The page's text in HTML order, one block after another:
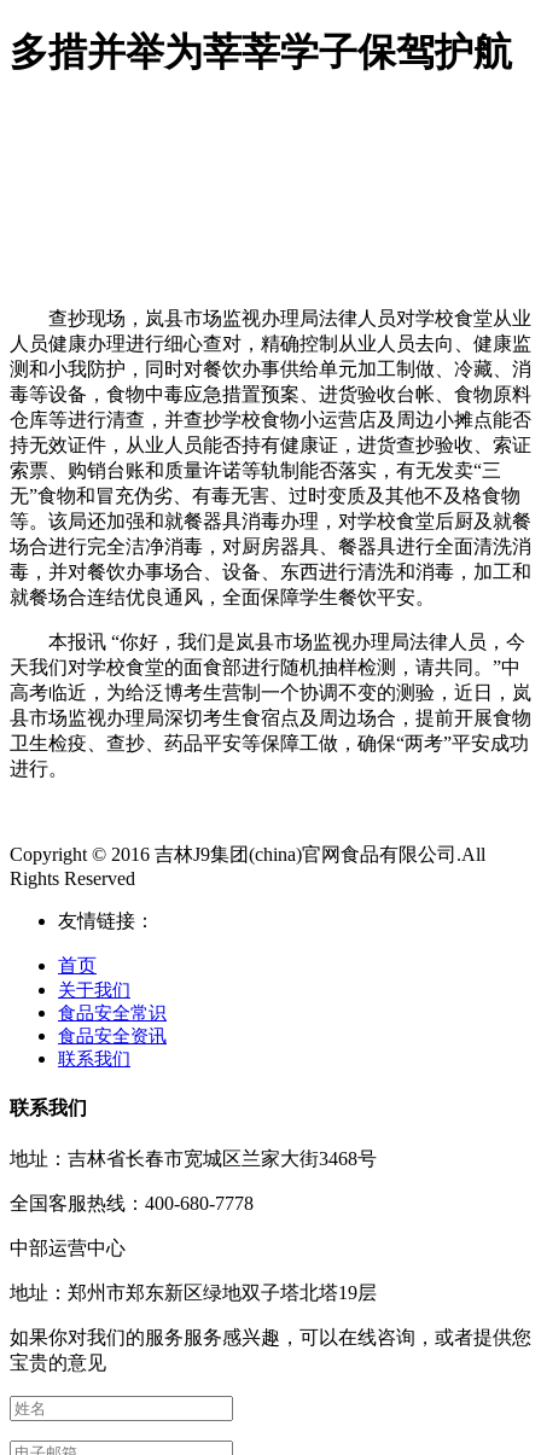
多措并举为莘莘学子保驾护航
查抄现场，岚县市场监视办理局法律人员对学校食堂从业
人员健康办理进行细心查对，精确控制从业人员去向、健康监
测和小我防护，同时对餐饮办事供给单元加工制做、冷藏、消
毒等设备，食物中毒应急措置预案、进货验收台帐、食物原料
仓库等进行清查，并查抄学校食物小运营店及周边小摊点能否
持无效证件，从业人员能否持有健康证，进货查抄验收、索证
索票、购销台账和质量许诺等轨制能否落实，有无发卖“三
无”食物和冒充伪劣、有毒无害、过时变质及其他不及格食物
等。该局还加强和就餐器具消毒办理，对学校食堂后厨及就餐
场合进行完全洁净消毒，对厨房器具、餐器具进行全面清洗消
毒，并对餐饮办事场合、设备、东西进行清洗和消毒，加工和
就餐场合连结优良通风，全面保障学生餐饮平安。
本报讯 “你好，我们是岚县市场监视办理局法律人员，今
天我们对学校食堂的面食部进行随机抽样检测，请共同。”中
高考临近，为给泛博考生营制一个协调不变的测验，近日，岚
县市场监视办理局深切考生食宿点及周边场合，提前开展食物
卫生检疫、查抄、药品平安等保障工做，确保“两考”平安成功
进行。
Copyright © 2016 吉林J9集团(china)官网食品有限公司.All
Rights Reserved
友情链接：
首页
关于我们
食品安全常识
食品安全资讯
联系我们
联系我们
地址：吉林省长春市宽城区兰家大街3468号
全国客服热线：400-680-7778
中部运营中心
地址：郑州市郑东新区绿地双子塔北塔19层
如果你对我们的服务服务感兴趣，可以在线咨询，或者提供您
宝贵的意见